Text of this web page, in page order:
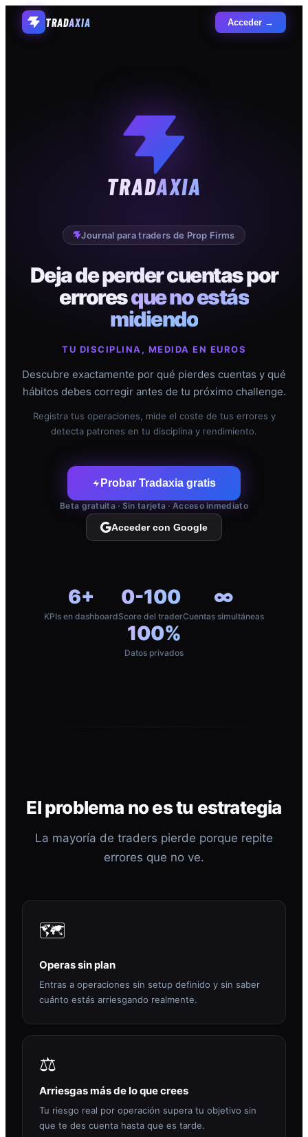
TRADAXIA Acceder →
TRADAXIA
Journal para traders de Prop Firms
Deja de perder cuentas por
erroresque no estás
midiendo
TU DISCIPLINA, MEDIDA EN EUROS
Descubre exactamente por qué pierdes cuentas y qué
hábitos debes corregir antes de tu próximo challenge.
Registra tus operaciones, mide el coste de tus errores y
detecta patrones en tu disciplina y rendimiento.
Probar Tradaxia gratis
Beta gratuita · Sin tarjeta · Acceso inmediato
Acceder con Google
6+
KPIs en dashboard
0-100
Score del trader
∞
Cuentas simultáneas
100%
Datos privados
El problema no es tu estrategia
La mayoría de traders pierde porque repite
errores que no ve.
🗺️
Operas sin plan
Entras a operaciones sin setup definido y sin saber
cuánto estás arriesgando realmente.
⚖️
Arriesgas más de lo que crees
Tu riesgo real por operación supera tu objetivo sin
que te des cuenta hasta que es tarde.